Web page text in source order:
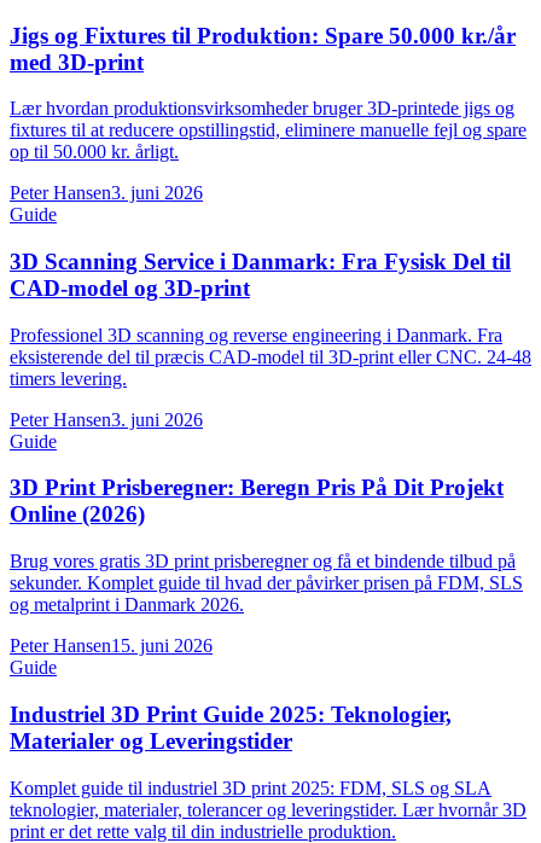
Jigs og Fixtures til Produktion: Spare 50.000 kr./år
med 3D-print
Lær hvordan produktionsvirksomheder bruger 3D-printede jigs og
fixtures til at reducere opstillingstid, eliminere manuelle fejl og spare
op til 50.000 kr. årligt.
Peter Hansen3. juni 2026
Guide
3D Scanning Service i Danmark: Fra Fysisk Del til
CAD-model og 3D-print
Professionel 3D scanning og reverse engineering i Danmark. Fra
eksisterende del til præcis CAD-model til 3D-print eller CNC. 24-48
timers levering.
Peter Hansen3. juni 2026
Guide
3D Print Prisberegner: Beregn Pris På Dit Projekt
Online (2026)
Brug vores gratis 3D print prisberegner og få et bindende tilbud på
sekunder. Komplet guide til hvad der påvirker prisen på FDM, SLS
og metalprint i Danmark 2026.
Peter Hansen15. juni 2026
Guide
Industriel 3D Print Guide 2025: Teknologier,
Materialer og Leveringstider
Komplet guide til industriel 3D print 2025: FDM, SLS og SLA
teknologier, materialer, tolerancer og leveringstider. Lær hvornår 3D
print er det rette valg til din industrielle produktion.